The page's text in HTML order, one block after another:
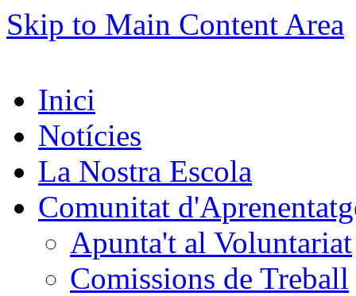
Skip to Main Content Area
Inici
Notícies
La Nostra Escola
Comunitat
Apunta't al Voluntariat
Comissions de Treball